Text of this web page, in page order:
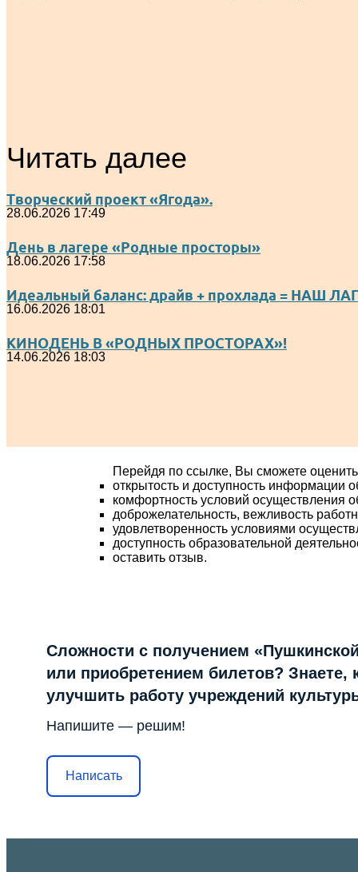
Читать далее
Творческий проект «Ягода».
28.06.2026 17:49
День в лагере «Родные просторы»
18.06.2026 17:58
Идеальный баланс: драйв + прохлада = НАШ
16.06.2026 18:01
КИНОДЕНЬ В «РОДНЫХ ПРОСТОРАХ»!
14.06.2026 18:03
Перейдя по ссылке, Вы сможете
открытость и доступность информации
комфортность условий осуществления
доброжелательность, вежливость
удовлетворенность условиями
доступность образовательной
оставить отзыв.
Сложности с получением
или приобретением билетов? Знаете,
улучшить работу учреждений
Напишите — решим!
Написать